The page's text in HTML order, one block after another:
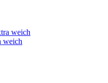
weich